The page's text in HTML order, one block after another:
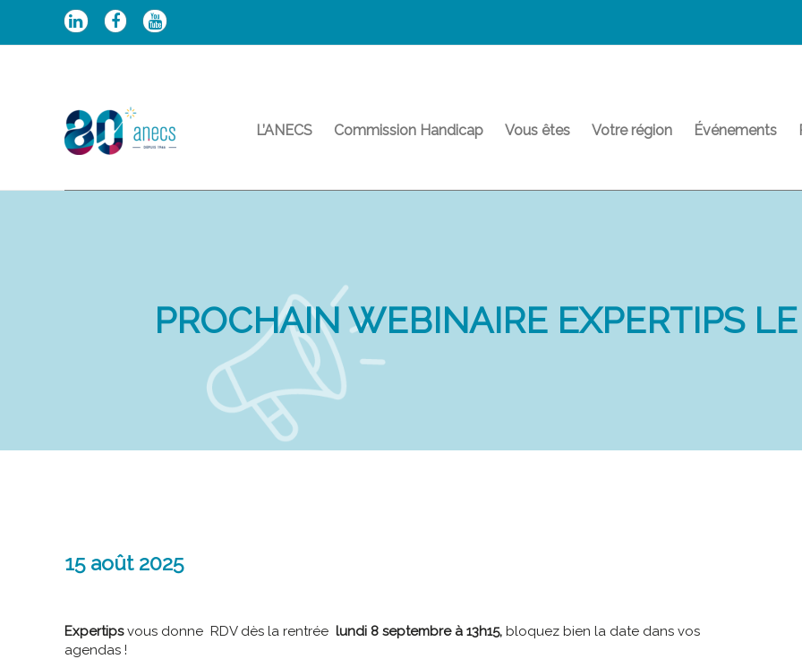
L’ANECS Commission Handicap Vous êtes Votre région Événements
PROCHAIN WEBINAIRE EXPERTIPS
15 août 2025
Expertips vous donne RDV dès la rentrée lundi 8 septembre à 13h15, bloquez bien la date dans vos
agendas !